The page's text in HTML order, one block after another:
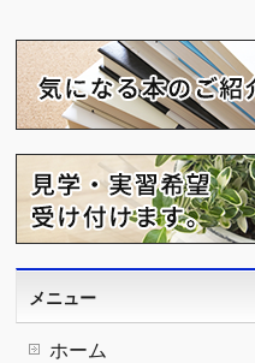
メニュー
ホーム